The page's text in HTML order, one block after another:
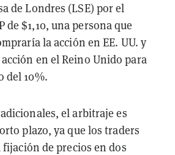
de Londres (LSE) por el
de $1,10, una persona que
la acción en EE. UU. y
en el Reino Unido para
del 10%.
el arbitraje es
plazo, ya que los traders
de precios en dos